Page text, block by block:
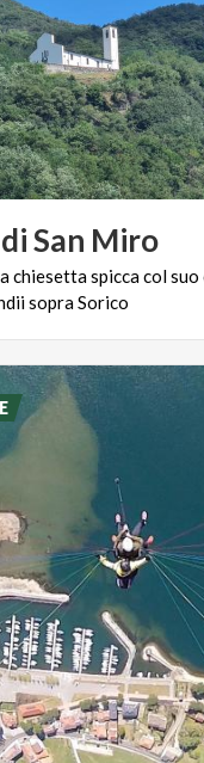
diSan Miro
chiesettaspiccacolsuo
sopraSorico